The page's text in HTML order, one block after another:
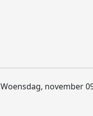
Woensdag, november